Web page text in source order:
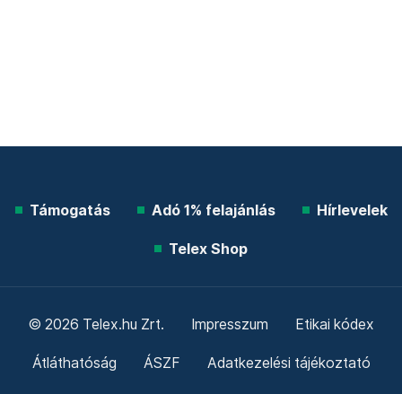
Támogatás Adó 1% felajánlás Hírlevelek
Telex Shop
© 2026 Telex.hu Zrt. Impresszum Etikai kódex
Átláthatóság ÁSZF Adatkezelési tájékoztató